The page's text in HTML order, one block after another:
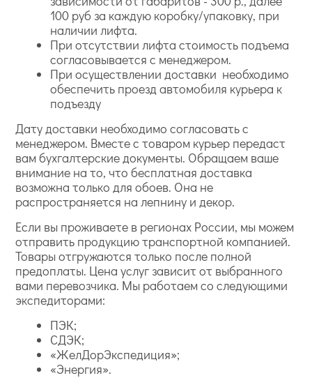
100 руб за каждую коробку/упаковку, при
наличии лифта.
При отсутствии лифта стоимость подъема
согласовывается с менеджером.
При осуществлении доставки необходимо
обеспечить проезд автомобиля курьера к
подъезду
Дату доставки необходимо согласовать с
менеджером. Вместе с товаром курьер передаст
вам бухгалтерские документы. Обращаем ваше
внимание на то, что бесплатная доставка
возможна только для обоев. Она не
распространяется на лепнину и декор.
Если вы проживаете в регионах России, мы можем
отправить продукцию транспортной компанией.
Товары отгружаются только после полной
предоплаты. Цена услуг зависит от выбранного
вами перевозчика. Мы работаем со следующими
экспедиторами:
ПЭК;
СДЭК;
«ЖелДорЭкспедиция»;
«Энергия».